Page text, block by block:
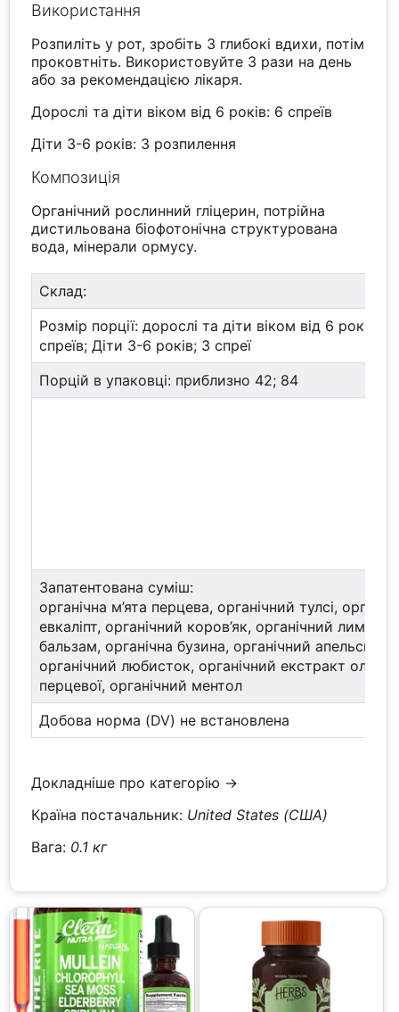
Використання
Розпиліть у рот, зробіть 3 глибокі вдихи, потім
проковтніть. Використовуйте 3 рази на день
або за рекомендацією лікаря.
Дорослі та діти віком від 6 років: 6 спреїв
Діти 3-6 років: 3 розпилення
Композиція
Органічний рослинний гліцерин, потрійна
дистильована біофотонічна структурована
вода, мінерали ормусу.
Склад:
Розмір порції: дорослі та діти віком від 6 років: 6
спреїв; Діти 3-6 років; 3 спреї
Порцій в упаковці: приблизно 42; 84
Запатентована суміш:
органічна м’ята перцева, органічний тулсі,
евкаліпт, органічний коров’як, органічний
бальзам, органічна бузина, органічний апельсин,
органічний любисток, органічний екстракт олії
перцевої, органічний ментол
Добова норма (DV) не встановлена
Докладніше про категорію →
Країна постачальник: United States (США)
Вага: 0.1 кг